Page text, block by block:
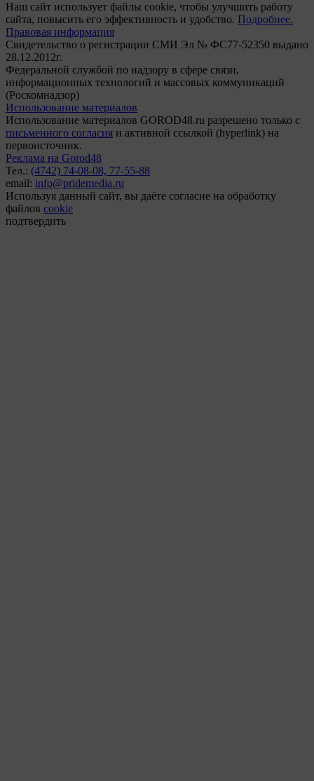
Наш сайт использует файлы cookie, чтобы улучшить работу
сайта, повысить его эффективность и удобство. Подробнее.
Правовая информация
Свидетельство о регистрации СМИ Эл № ФС77-52350 выдано
28.12.2012г.
Федеральной службой по надзору в сфере связи,
информационных технологий и массовых коммуникаций
(Роскомнадзор)
Использование материалов
Использование материалов GOROD48.ru разрешено только с
письменного согласия и активной ссылкой (hyperlink) на
первоисточник.
Реклама на Gorod48
Тел.: (4742) 74-08-08, 77-55-88
email: info@pridemedia.ru
Используя данный сайт, вы даёте согласие на обработку
файлов cookie
подтвердить